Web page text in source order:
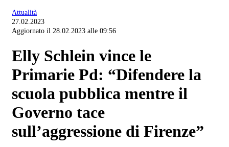
Attualità
27.02.2023
Aggiornato il 28.02.2023 alle 09:56
Elly Schlein vince le
Primarie Pd: “Difendere la
scuola pubblica mentre il
Governo tace
sull’aggressione di Firenze”